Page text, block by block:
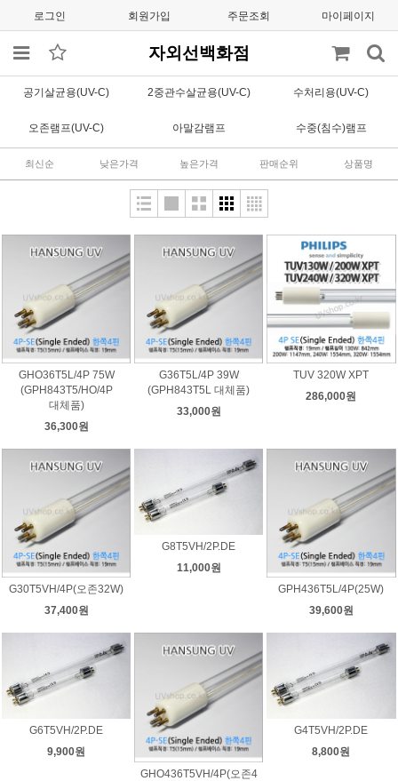
로그인 회원가입 주문조회 마이페이지
자외선백화점
공기살균용(UV-C) 2중관수살균용(UV-C) 수처리용(UV-C)
오존램프(UV-C) 아말감램프 수중(침수)램프
최신순 낮은가격 높은가격 판매순위 상품명
GHO36T5L/4P 75W
(GPH843T5/HO/4P
대체품)
36,300원
G36T5L/4P 39W
(GPH843T5L 대체품)
33,000원
TUV 320W XPT
286,000원
G30T5VH/4P(오존32W)
37,400원
G8T5VH/2P.DE
11,000원
GPH436T5L/4P(25W)
39,600원
G6T5VH/2P.DE
9,900원
GHO436T5VH/4P(오존4
G4T5VH/2P.DE
8,800원